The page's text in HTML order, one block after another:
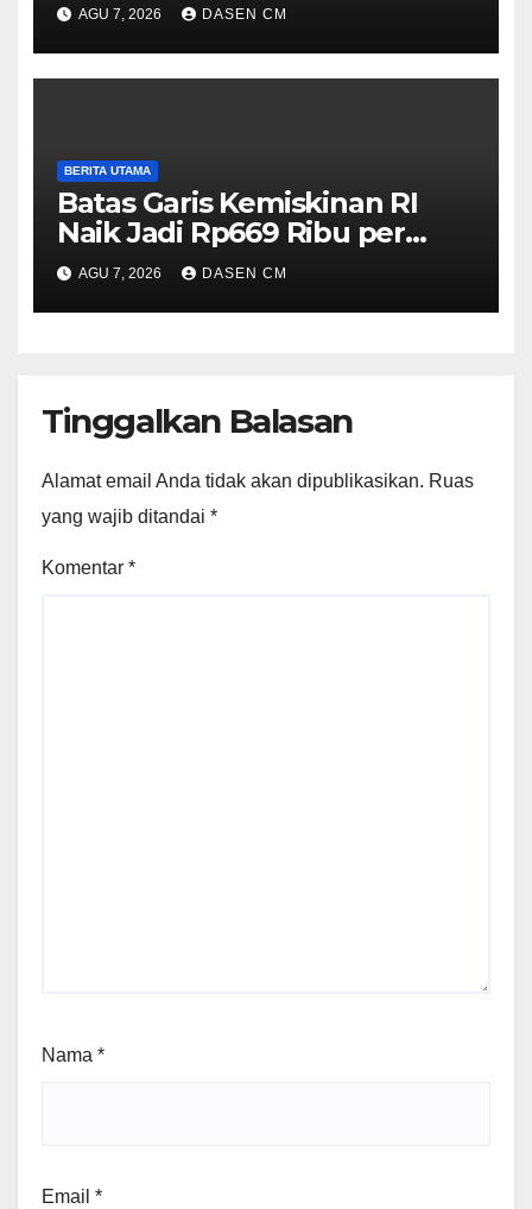
AGU 7, 2026 DASEN CM
BERITA UTAMA
Batas Garis Kemiskinan RI
Naik Jadi Rp669 Ribu per
Orang per Bulan
AGU 7, 2026 DASEN CM
Tinggalkan Balasan
Alamat email Anda tidak akan dipublikasikan. Ruas
yang wajib ditandai *
Komentar *
Nama *
Email *